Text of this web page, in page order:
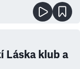
Láska klub a